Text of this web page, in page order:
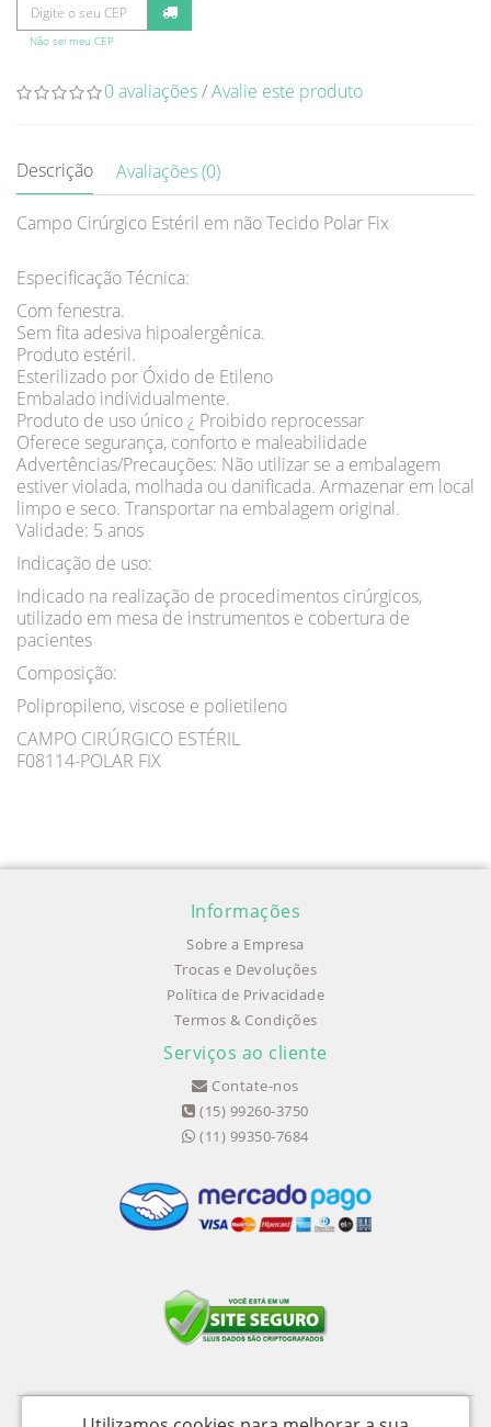
Não sei meu CEP
0 avaliações/Avalie este produto
Descrição Avaliações (0)
Campo Cirúrgico Estéril em não Tecido Polar Fix
Especificação Técnica:
Com fenestra.
Sem fita adesiva hipoalergênica.
Produto estéril.
Esterilizado por Óxido de Etileno
Embalado individualmente.
Produto de uso único ¿ Proibido reprocessar
Oferece segurança, conforto e maleabilidade
Advertências/Precauções: Não utilizar se a embalagem
estiver violada, molhada ou danificada. Armazenar em local
limpo e seco. Transportar na embalagem original.
Validade: 5 anos
Indicação de uso:
Indicado na realização de procedimentos cirúrgicos,
utilizado em mesa de instrumentos e cobertura de
pacientes
Composição:
Polipropileno, viscose e polietileno
CAMPO CIRÚRGICO ESTÉRIL
F08114-POLAR FIX
Informações
Sobre a Empresa
Trocas e Devoluções
Política de Privacidade
Termos & Condições
Serviços ao cliente
Contate-nos
(15) 99260-3750
(11) 99350-7684